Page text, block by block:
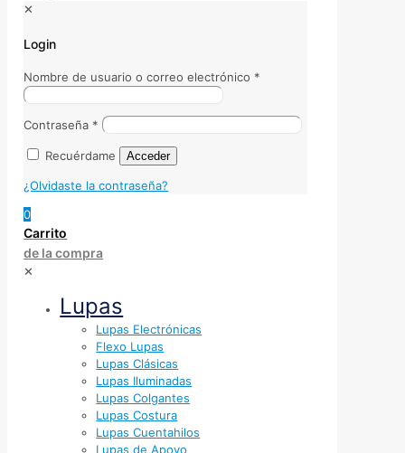
✕
Login
Nombre de usuario o correo electrónico *
Contraseña *
Recuérdame Acceder
¿Olvidaste la contraseña?
0
Carrito
de la compra
✕
Lupas
Lupas Electrónicas
Flexo Lupas
Lupas Clásicas
Lupas Iluminadas
Lupas Colgantes
Lupas Costura
Lupas Cuentahilos
Lupas de Apoyo